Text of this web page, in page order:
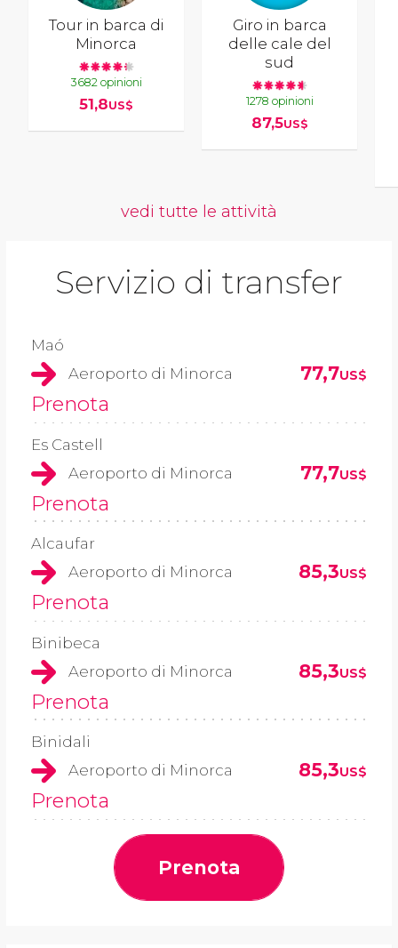
Tour in barca di
Minorca
3682 opinioni
51,8US$
Giro in barca
delle cale del
sud
1278 opinioni
87,5US$
vedi tutte le attività
Servizio di transfer
Maó
Aeroporto di Minorca
77,7US$
Prenota
Es Castell
Aeroporto di Minorca
77,7US$
Prenota
Alcaufar
Aeroporto di Minorca
85,3US$
Prenota
Binibeca
Aeroporto di Minorca
85,3US$
Prenota
Binidali
Aeroporto di Minorca
85,3US$
Prenota
Prenota